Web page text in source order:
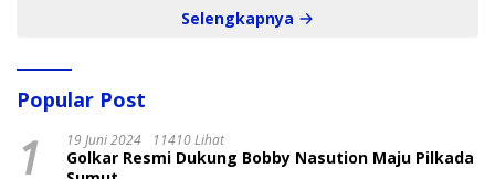
Selengkapnya
Popular Post
1 19 Juni 2024 11410 Lihat
Golkar Resmi Dukung Bobby Nasution Maju Pilkada